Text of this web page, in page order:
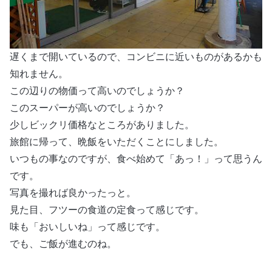
遅くまで開いているので、コンビニに近いものがあるかも
知れません。
この辺りの物価って高いのでしょうか？
このスーパーが高いのでしょうか？
少しビックリ価格なところがありました。
旅館に帰って、晩飯をいただくことにしました。
いつもの事なのですが、食べ始めて「あっ！」って思うん
です。
写真を撮れば良かったっと。
見た目、フツーの食道の定食って感じです。
味も「おいしいね」って感じです。
でも、ご飯が進むのね。